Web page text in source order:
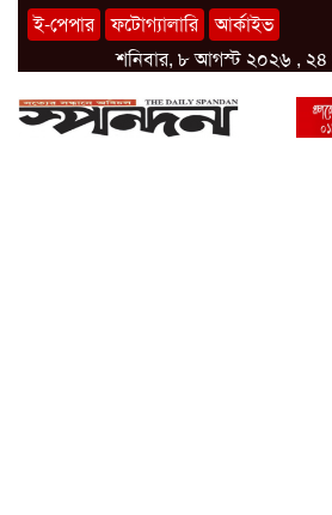
ই-পেপার ফটোগ্যালারি
আর্কাইভ
শনিবার, ৮ আগস্ট ২০২৬ , ২৪